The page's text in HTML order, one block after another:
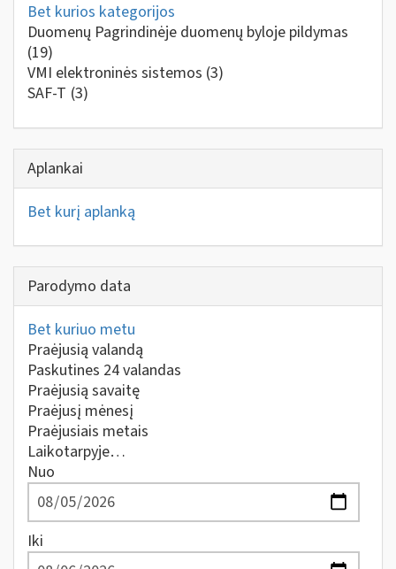
Bet kurios kategorijos
Duomenų Pagrindinėje duomenų byloje pildymas
(19)
VMI elektroninės sistemos (3)
SAF-T (3)
Aplankai
Bet kurį aplanką
Parodymo data
Bet kuriuo metu
Praėjusią valandą
Paskutines 24 valandas
Praėjusią savaitę
Praėjusį mėnesį
Praėjusiais metais
Laikotarpyje…
Nuo
Iki